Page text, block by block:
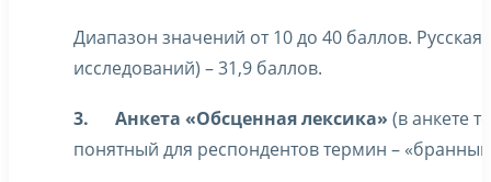
Диапазон значений от 10 до 40 баллов.
исследований) – 31,9 баллов.
3. Анкета «Обсценная лексика» (в анкете
понятный для респондентов термин –